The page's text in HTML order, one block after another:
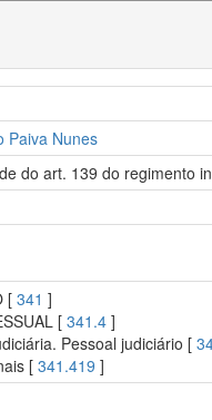
Paiva Nunes
do art. 139 do regimento
[ 341 ]
[ 341.4 ]
Pessoal judiciário [
[341.419 ]